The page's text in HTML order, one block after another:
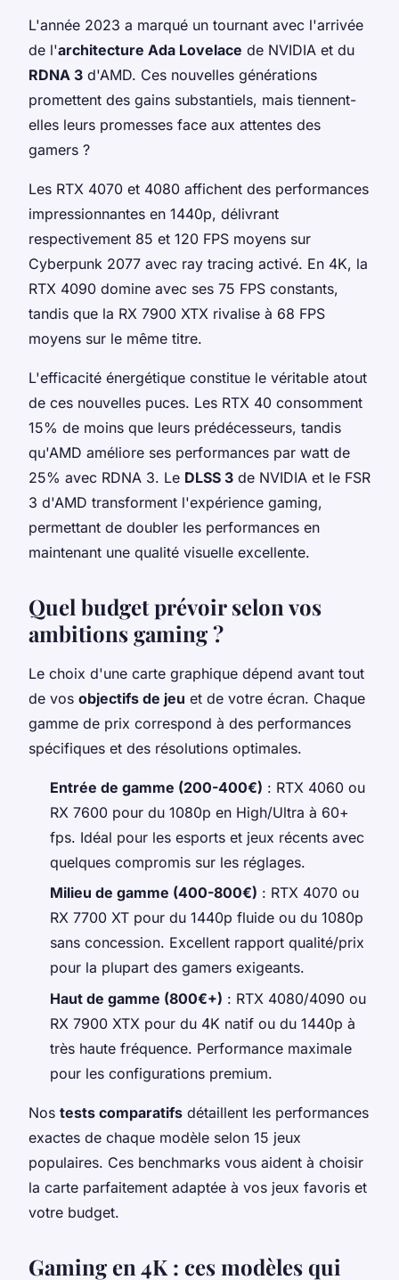
L'année 2023 a marqué un tournant avec l'arrivée
de l'architecture Ada Lovelace de NVIDIA et du
RDNA 3 d'AMD. Ces nouvelles générations
promettent des gains substantiels, mais tiennent-
elles leurs promesses face aux attentes des
gamers ?
Les RTX 4070 et 4080 affichent des performances
impressionnantes en 1440p, délivrant
respectivement 85 et 120 FPS moyens sur
Cyberpunk 2077 avec ray tracing activé. En 4K, la
RTX 4090 domine avec ses 75 FPS constants,
tandis que la RX 7900 XTX rivalise à 68 FPS
moyens sur le même titre.
L'efficacité énergétique constitue le véritable atout
de ces nouvelles puces. Les RTX 40 consomment
15% de moins que leurs prédécesseurs, tandis
qu'AMD améliore ses performances par watt de
25% avec RDNA 3. Le DLSS 3 de NVIDIA et le FSR
3 d'AMD transforment l'expérience gaming,
permettant de doubler les performances en
maintenant une qualité visuelle excellente.
Quel budget prévoir selon vos
ambitions gaming ?
Le choix d'une carte graphique dépend avant tout
de vos objectifs de jeu et de votre écran. Chaque
gamme de prix correspond à des performances
spécifiques et des résolutions optimales.
Entrée de gamme (200-400€) : RTX 4060 ou
RX 7600 pour du 1080p en High/Ultra à 60+
fps. Idéal pour les esports et jeux récents avec
quelques compromis sur les réglages.
Milieu de gamme (400-800€) : RTX 4070 ou
RX 7700 XT pour du 1440p fluide ou du 1080p
sans concession. Excellent rapport qualité/prix
pour la plupart des gamers exigeants.
Haut de gamme (800€+) : RTX 4080/4090 ou
RX 7900 XTX pour du 4K natif ou du 1440p à
très haute fréquence. Performance maximale
pour les configurations premium.
Nos tests comparatifs détaillent les performances
exactes de chaque modèle selon 15 jeux
populaires. Ces benchmarks vous aident à choisir
la carte parfaitement adaptée à vos jeux favoris et
votre budget.
Gaming en 4K : ces modèles qui